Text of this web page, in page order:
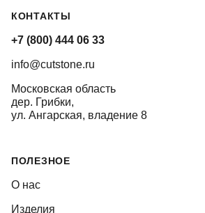
КОНТАКТЫ
+7 (800) 444 06 33
info@cutstone.ru
Московская область
дер. Грибки,
ул. Ангарская, владение 8
ПОЛЕЗНОЕ
О нас
Изделия